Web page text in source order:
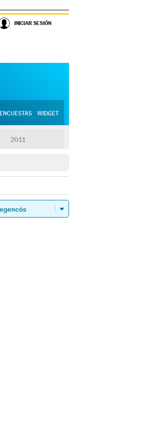
INICIAR SESIÓN
ENCUESTAS WIDGET
2011